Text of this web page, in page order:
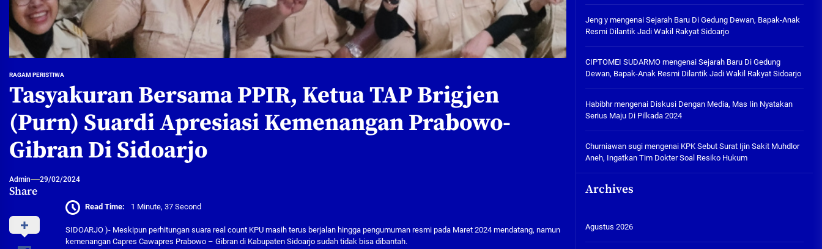
RAGAM PERISTIWA
Tasyakuran Bersama PPIR, Ketua TAP Brigjen
(Purn) Suardi Apresiasi Kemenangan Prabowo-
Gibran Di Sidoarjo
Admin 29/02/2024
Share
Read Time: 1 Minute, 37 Second
SIDOARJO )- Meskipun perhitungan suara real count KPU masih terus berjalan hingga pengumuman resmi pada Maret 2024 mendatang, namun
kemenangan Capres Cawapres Prabowo – Gibran di Kabupaten Sidoarjo sudah tidak bisa dibantah.
Jeng ymengenai Sejarah Baru Di Gedung Dewan, Bapak-Anak
Resmi Dilantik Jadi Wakil Rakyat Sidoarjo
CIPTOMEI SUDARMOmengenai Sejarah Baru Di Gedung
Dewan, Bapak-Anak Resmi Dilantik Jadi Wakil Rakyat Sidoarjo
Habibhrmengenai Diskusi Dengan Media, Mas Iin Nyatakan
Serius Maju Di Pilkada 2024
Churniawan sugimengenai KPK Sebut Surat Ijin Sakit Muhdlor
Aneh, Ingatkan Tim Dokter Soal Resiko Hukum
Archives
Agustus 2026